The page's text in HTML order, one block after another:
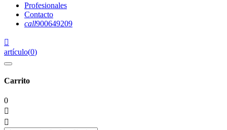
Profesionales
Contacto
call900649209

artículo(0)
Carrito
0

